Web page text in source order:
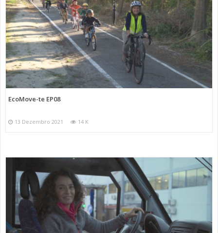
EcoMove-te EP08
13 Dezembro 2021 14 K